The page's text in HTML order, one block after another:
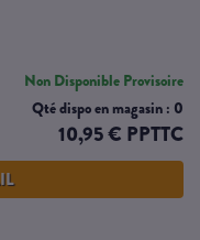
Non Disponible Provisoire
Qté dispo en magasin : 0
10,95 € PPTTC